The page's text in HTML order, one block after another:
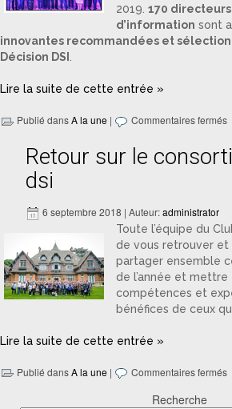
2019. 170
d’information sont
innovantes recommandées et
Décision DSI
Lire la suite de cette entrée »
Publié dansA la une | Commentaires fermés
Retour sur le
dsi
6 septembre 2018 | Auteur:administrator
Toute l’équipe du
de vous retrouver et
partager ensemble
de l’année et mettre
compétences et
bénéfices de ceux
Lire la suite de cette entrée »
Publié dansA la une | Commentaires fermés
Recherche